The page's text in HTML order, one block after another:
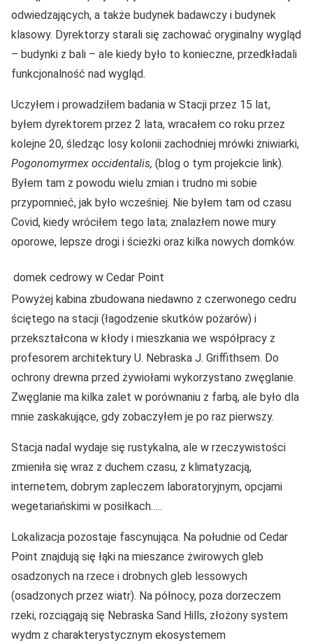
odwiedzających, a także budynek badawczy i budynek
klasowy. Dyrektorzy starali się zachować oryginalny wygląd
– budynki z bali – ale kiedy było to konieczne, przedkładali
funkcjonalność nad wygląd.
Uczyłem i prowadziłem badania w Stacji przez 15 lat,
byłem dyrektorem przez 2 lata, wracałem co roku przez
kolejne 20, śledząc losy kolonii zachodniej mrówki żniwiarki,
Pogonomyrmex occidentalis, (blog o tym projekcie link).
Byłem tam z powodu wielu zmian i trudno mi sobie
przypomnieć, jak było wcześniej. Nie byłem tam od czasu
Covid, kiedy wróciłem tego lata; znalazłem nowe mury
oporowe, lepsze drogi i ścieżki oraz kilka nowych domków.
domek cedrowy w Cedar Point
Powyżej kabina zbudowana niedawno z czerwonego cedru
ściętego na stacji (łagodzenie skutków pożarów) i
przekształcona w kłody i mieszkania we współpracy z
profesorem architektury U. Nebraska J. Griffithsem. Do
ochrony drewna przed żywiołami wykorzystano zwęglanie.
Zwęglanie ma kilka zalet w porównaniu z farbą, ale było dla
mnie zaskakujące, gdy zobaczyłem je po raz pierwszy.
Stacja nadal wydaje się rustykalna, ale w rzeczywistości
zmieniła się wraz z duchem czasu, z klimatyzacją,
internetem, dobrym zapleczem laboratoryjnym, opcjami
wegetariańskimi w posiłkach…..
Lokalizacja pozostaje fascynująca. Na południe od Cedar
Point znajdują się łąki na mieszance żwirowych gleb
osadzonych na rzece i drobnych gleb lessowych
(osadzonych przez wiatr). Na północy, poza dorzeczem
rzeki, rozciągają się Nebraska Sand Hills, złożony system
wydm z charakterystycznym ekosystemem